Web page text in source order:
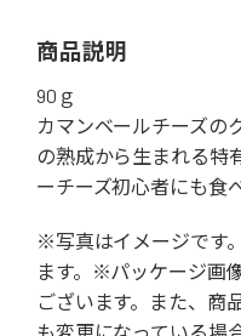
商品説明
90ｇ
カマンベールチーズの
の熟成から生まれる特
ーチーズ初心者にも食
※写真はイメージです
ます。※パッケージ画
ございます。また、商